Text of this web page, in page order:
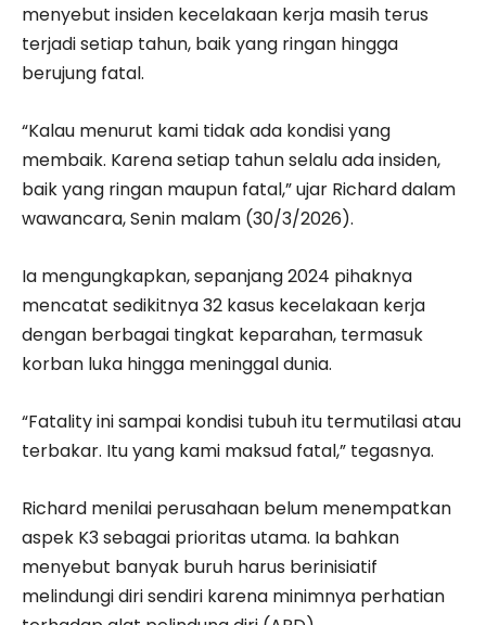
menyebut insiden kecelakaan kerja masih terus
terjadi setiap tahun, baik yang ringan hingga
berujung fatal.
“Kalau menurut kami tidak ada kondisi yang
membaik. Karena setiap tahun selalu ada insiden,
baik yang ringan maupun fatal,” ujar Richard dalam
wawancara, Senin malam (30/3/2026).
Ia mengungkapkan, sepanjang 2024 pihaknya
mencatat sedikitnya 32 kasus kecelakaan kerja
dengan berbagai tingkat keparahan, termasuk
korban luka hingga meninggal dunia.
“Fatality ini sampai kondisi tubuh itu termutilasi atau
terbakar. Itu yang kami maksud fatal,” tegasnya.
Richard menilai perusahaan belum menempatkan
aspek K3 sebagai prioritas utama. Ia bahkan
menyebut banyak buruh harus berinisiatif
melindungi diri sendiri karena minimnya perhatian